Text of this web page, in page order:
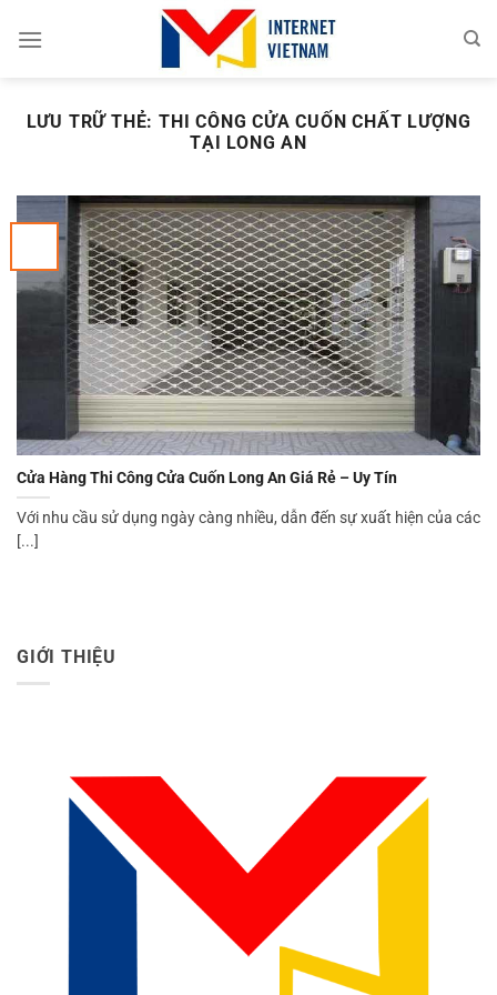
đến
LƯU TRỮ THẺ: THI CÔNG CỬA CUỐN CHẤT LƯỢNG
TẠI LONG AN
Cửa Hàng Thi Công Cửa Cuốn Long An Giá Rẻ – Uy Tín
Với nhu cầu sử dụng ngày càng nhiều, dẫn đến sự xuất hiện của các
[...]
GIỚI THIỆU